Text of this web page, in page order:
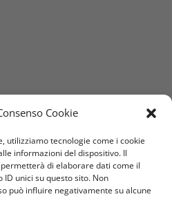
Cookie
utilizziamo tecnologie come i cookie
informazioni del dispositivo. Il
di elaborare dati come il
unici su questo sito. Non
può influire negativamente su alcune